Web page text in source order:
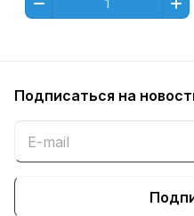
Подписаться на